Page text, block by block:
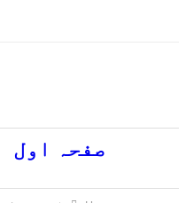
صفحہ اول